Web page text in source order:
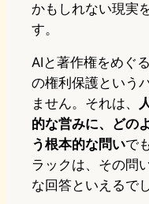
かもしれない現実
す。
AIと著作権をめぐ
の権利保護という
ません。それは、
的な営みに、どの
う根本的な問いで
ラックは、その問
な回答といえるで